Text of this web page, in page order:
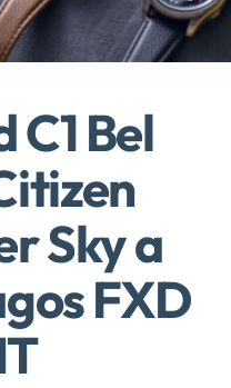
C1 Bel
Sky a
FXD